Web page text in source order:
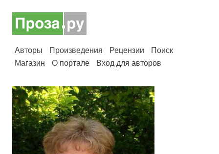
Авторы Произведения Рецензии
Поиск
Магазин
О портале Вход для авторов